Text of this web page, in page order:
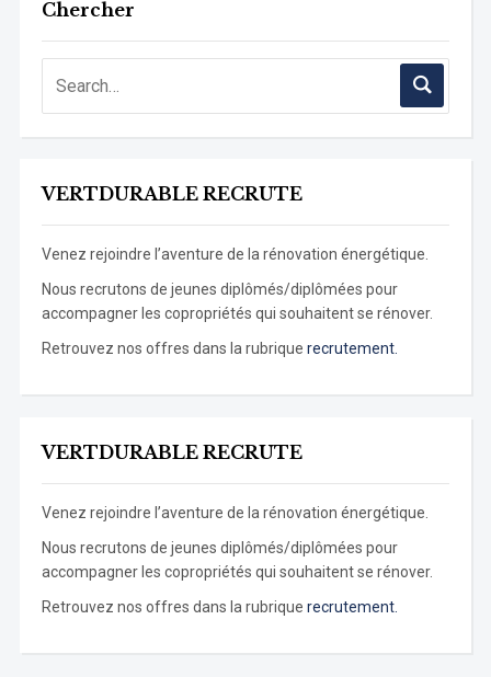
Chercher
VERTDURABLE RECRUTE
Venez rejoindre l’aventure de la rénovation énergétique.
Nous recrutons de jeunes diplômés/diplômées pour
accompagner les copropriétés qui souhaitent se rénover.
Retrouvez nos offres dans la rubrique recrutement.
VERTDURABLE RECRUTE
Venez rejoindre l’aventure de la rénovation énergétique.
Nous recrutons de jeunes diplômés/diplômées pour
accompagner les copropriétés qui souhaitent se rénover.
Retrouvez nos offres dans la rubrique recrutement.